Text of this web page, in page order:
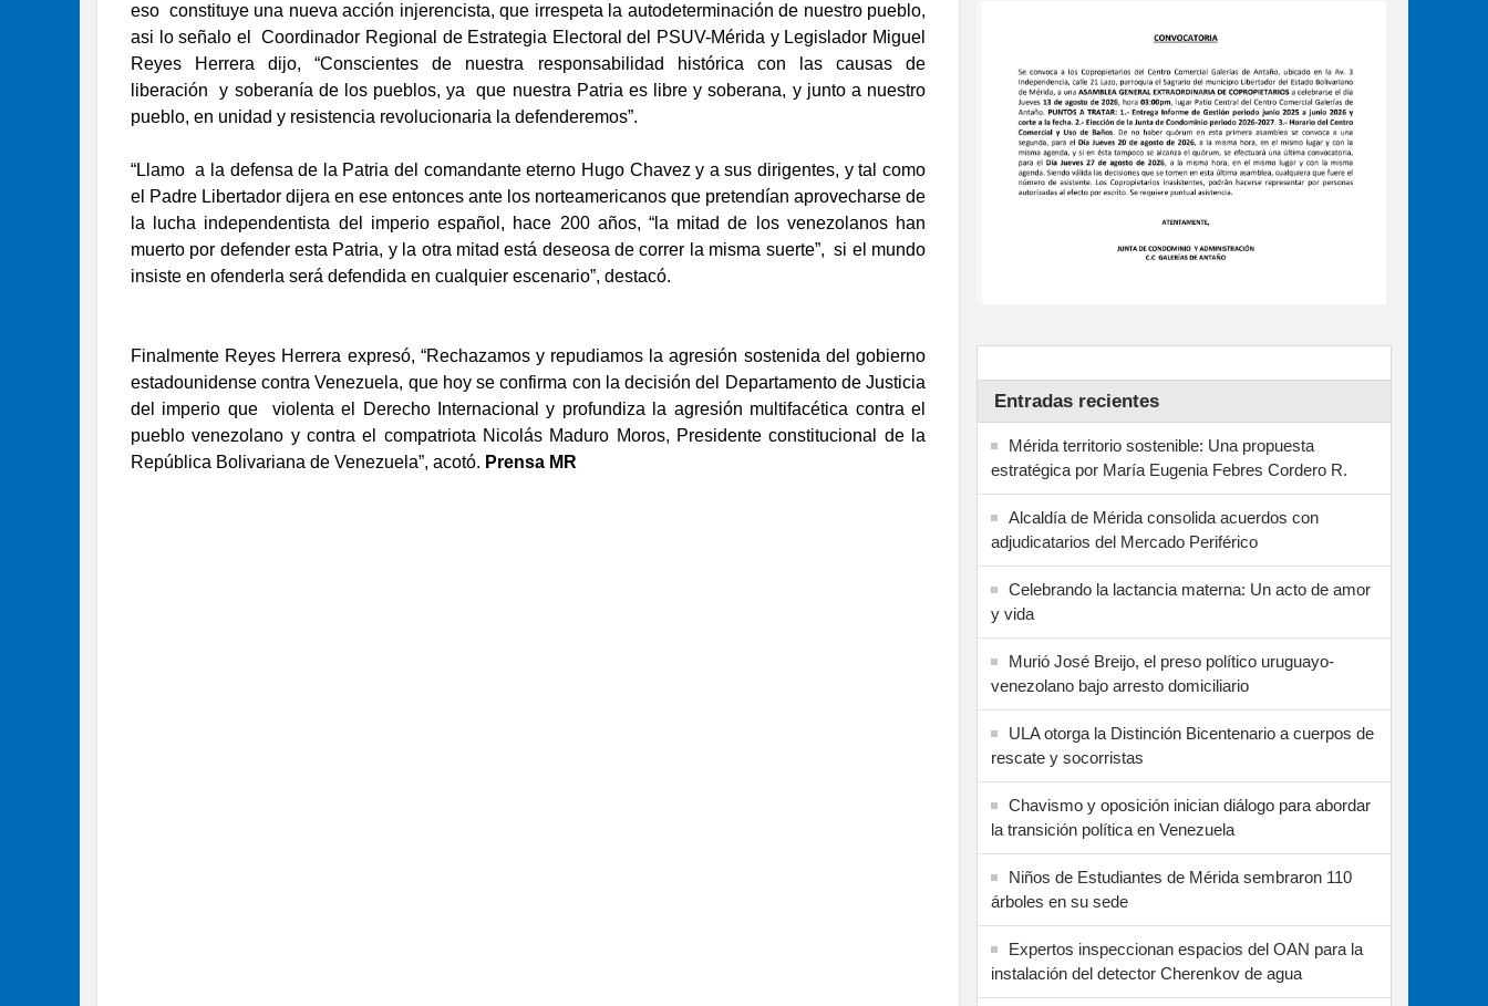
eso constituye una nueva acción injerencista, que irrespeta la autodeterminación de nuestro pueblo,
asi lo señalo el
Coordinador Regional de Estrategia Electoral del PSUV-Mérida y Legislador Miguel
Reyes Herrera dijo, “Conscientes de nuestra responsabilidad histórica con las causas de
liberación
y soberanía de los pueblos, ya
que nuestra Patria es libre y soberana, y junto a nuestro
pueblo, en unidad y resistencia revolucionaria la defenderemos”.
“Llamo a la defensa de la Patria del comandante eterno Hugo Chavez y a sus dirigentes, y tal como
el Padre Libertador dijera en ese entonces ante los norteamericanos que pretendían aprovecharse de
la lucha independentista del imperio español, hace 200 años, “la mitad de los venezolanos han
muerto por defender esta Patria, y la otra mitad está deseosa de correr la misma suerte”, si el mundo
insiste en ofenderla será defendida en cualquier escenario”, destacó.
Finalmente Reyes Herrera expresó, “Rechazamos y repudiamos la agresión sostenida del gobierno
estadounidense contra Venezuela, que hoy se confirma con la decisión del Departamento de Justicia
del imperio que
violenta el Derecho Internacional y profundiza la agresión multifacética contra el
pueblo venezolano y contra el compatriota Nicolás Maduro Moros, Presidente constitucional de la
República Bolivariana de Venezuela”, acotó. Prensa MR
Entradas recientes
Mérida territorio sostenible: Una propuesta
estratégica por María Eugenia Febres Cordero R.
Alcaldía de Mérida consolida acuerdos con
adjudicatarios del Mercado Periférico
Celebrando la lactancia materna: Un acto de amor
y vida
Murió José Breijo, el preso político uruguayo-
venezolano bajo arresto domiciliario
ULA otorga la Distinción Bicentenario a cuerpos de
rescate y socorristas
Chavismo y oposición inician diálogo para abordar
la transición política en Venezuela
Niños de Estudiantes de Mérida sembraron 110
árboles en su sede
Expertos inspeccionan espacios del OAN para la
instalación del detector Cherenkov de agua